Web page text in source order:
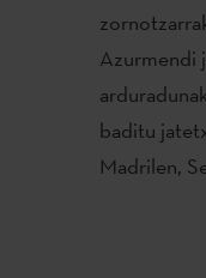
Azurmendi
baditu
Madrilen,